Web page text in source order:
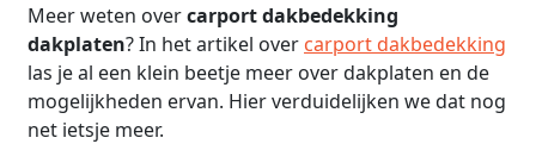
Meer weten overcarport dakbedekking
dakplaten? In het artikel over carport dakbedekking
las je al een klein beetje meer over dakplaten en de
mogelijkheden ervan. Hier verduidelijken we dat nog
net ietsje meer.